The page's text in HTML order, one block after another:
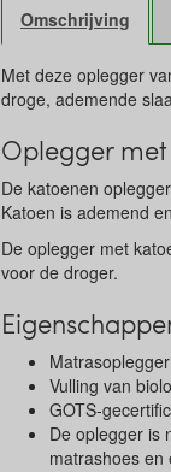
Omschrijving
Met deze oplegger
droge, ademende
Oplegger
De katoenen
Katoen is ademend
De oplegger met
voor de droger.
Vulling van
GOTS-
De oplegger is
matrashoes en